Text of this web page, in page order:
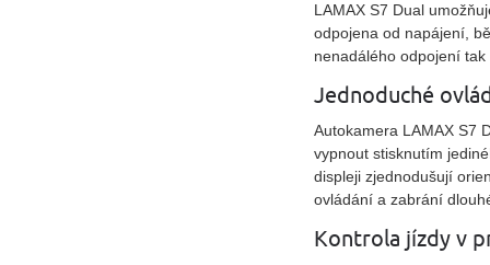
LAMAX S7 Dual
odpojena od napájení,
nenadálého odpojení
Jednoduché
Autokamera LAMAX S7
vypnout stisknutím
displeji zjednodušují
ovládání a zabrání
Kontrola jízdy v